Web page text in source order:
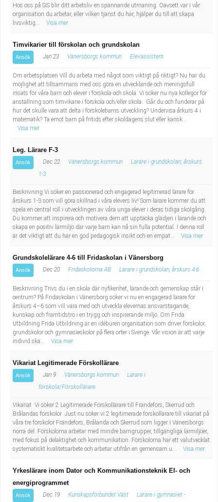
Hos oss på SiS blir ditt arbetsliv en spännande utmaning. Oavsett var i vår
organisation du arbetar, eller vilken tjänst du har, hjälper du till att skapa
livsviktig...
Visa mer
Timvikarier till förskolan och grundskolan
Ansök Jan 23 Vänersborgs kommun Elevassistent
Om arbetsplatsen Vill du arbeta med något som viktigt på riktigt? Nu har du
möjlighet att tillsammans med oss göra en utvecklande och meningsfull
insats för våra barn och elever i förskola och skola. Vi söker nu nya kollegor för
anställning som timvikarie i förskola och/eller skola. Går du och funderar på
hur det skulle vara att delta i förskolebarns utveckling? Undervisa årkurs 4 i
matematik? Ta emot barn på fritids efter skoldagens slut eller kansk...
Visa mer
Leg. Lärare F-3
Ansök Dec 22 Vänersborgs kommun
Lärare i grundskolan, årskurs
1-3
Beskrivning Vi söker en passionerad och engagerad legitimerad lärare för
årskurs 1-3 som vill göra skillnad i våra elevers liv! Som lärare kommer du att
spela en central roll i utvecklingen av våra unga elever i deras tidiga skolgång.
Du kommer att inspirera och motivera dem att upptäcka glädjen i lärande och
skapa en positiv lärmiljö där varje barn kan nå sin fulla potential. I denna roll
är det viktigt att du har en god pedagogisk insikt och en empat...
Visa mer
Grundskolelärare 4-6 till Fridaskolan i Vänersborg
Ansök Dec 20 Fridaskolorna AB Lärare i grundskolan, årskurs 4-6
Beskrivning Trivs du i en skola där nyfikenhet, lärande och gemenskap står i
centrum? På Fridaskolan i Vänersborg söker vi nu en engagerad lärare för
årskurs 4–6 som vill vara med och utveckla elevernas ansvarstagande,
kunskap och framtidstro i en trygg och inspirerande miljö. Om Frida
Utbildning Frida Utbildning är en idéburen organisation som driver förskolor,
grundskolor och gymnasieskolor på flera orter i Sverige. Vår vision är att varje
individ ska...
Visa mer
Vikariat Legitimerade Förskollärare
Ansök Jan 9 Vänersborgs kommun
Lärare i
förskola/Förskollärare
Vikariat Vi söker 2 Legitimerade Förskollärare till Frändefors, Skerrud och
Brålandas förskolor Just nu söker vi 2 legitimerade förskollärare till vikariat på
våra tre förskolor Frändefors, Brålanda och Skerrud som ligger i Vänersborgs
norra del. Förskolorna arbetar med mindre barngrupper, tillgängliga lärmiljöer,
med fokus på delaktighet och kommunikation. Förskolorna har ett välutvecklat
systematiskt kvalitetsarbete och arbetar utifrån en gemensam u...
Visa mer
Yrkeslärare inom Dator och Kommunikationsteknik El- och
energiprogrammet
Ansök Dec 19 Kunskapsförbundet Väst Lärare i gymnasiet -